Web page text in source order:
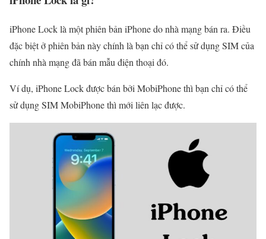
iPhone Lock là một phiên bản iPhone do nhà mạng bán ra. Điều
đặc biệt ở phiên bản này chính là bạn chỉ có thể sử dụng SIM của
chính nhà mạng đã bán mẫu điện thoại đó.
Ví dụ, iPhone Lock được bán bởi MobiPhone thì bạn chỉ có thể
sử dụng SIM MobiPhone thì mới liên lạc được.